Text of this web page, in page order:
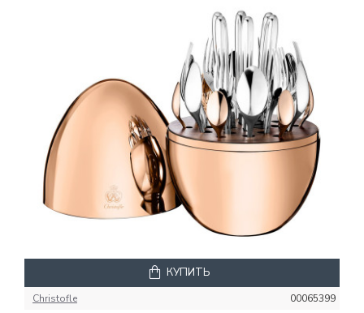
Christofle 00065399
КУПИТЬ